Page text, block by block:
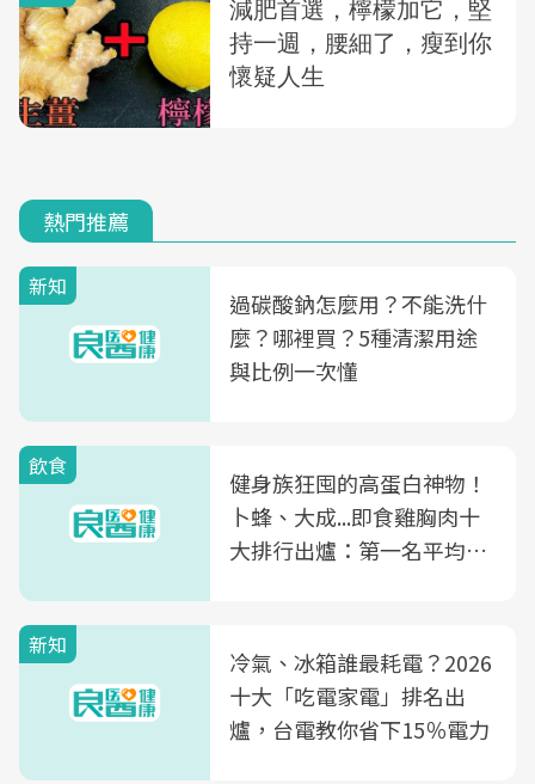
熱門推薦
新知
過碳酸鈉怎麼用？不能洗什
麼？哪裡買？5種清潔用途
與比例一次懂
飲食
健身族狂囤的高蛋白神物！
卜蜂、大成...即食雞胸肉十
大排行出爐：第一名平均一
新知
冷氣、冰箱誰最耗電？2026
十大「吃電家電」排名出
爐，台電教你省下15％電力